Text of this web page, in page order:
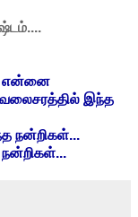
என்னை
இந்த
நன்றிகள்...